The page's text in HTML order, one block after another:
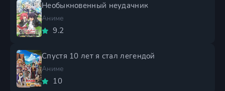
Необыкновенный неудачник
Аниме
9.2
Спустя 10 лет я стал легендой
Аниме
10